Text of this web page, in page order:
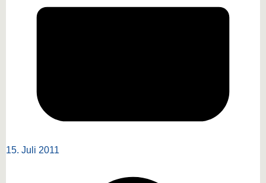
15. Juli 2011